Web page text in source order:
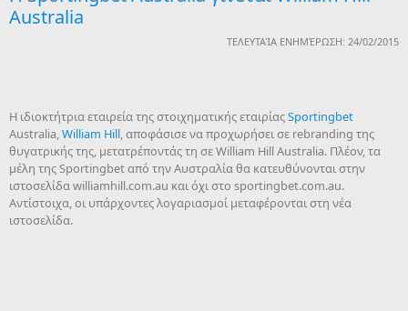
Australia
ΤΕΛΕΥΤΑΊΑ ΕΝΗΜΈΡΩΣΗ: 24/02/2015
Η ιδιοκτήτρια εταιρεία της στοιχηματικής εταιρίαςSportingbet
Australia, William Hill , αποφάσισε να προχωρήσει σε rebranding της
θυγατρικής της, μετατρέποντάς τη σε William Hill Australia. Πλέον, τα
μέλη της Sportingbet από την Αυστραλία θα κατευθύνονται στην
ιστοσελίδα williamhill.com.au και όχι στο sportingbet.com.au.
Αντίστοιχα, οι υπάρχοντες λογαριασμοί μεταφέρονται στη νέα
ιστοσελίδα.